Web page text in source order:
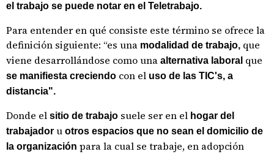
el trabajo se puede notar en el Teletrabajo.
Para entender en qué consiste este término se ofrece la
definición siguiente: “es una modalidad de trabajo, que
viene desarrollándose como una alternativa laboral que
se manifiesta creciendo con el uso de las TIC's, a
distancia".
Donde el sitio de trabajo suele ser en el hogar del
trabajador u otros espacios que no sean el domicilio de
la organización para la cual se trabaje, en adopción